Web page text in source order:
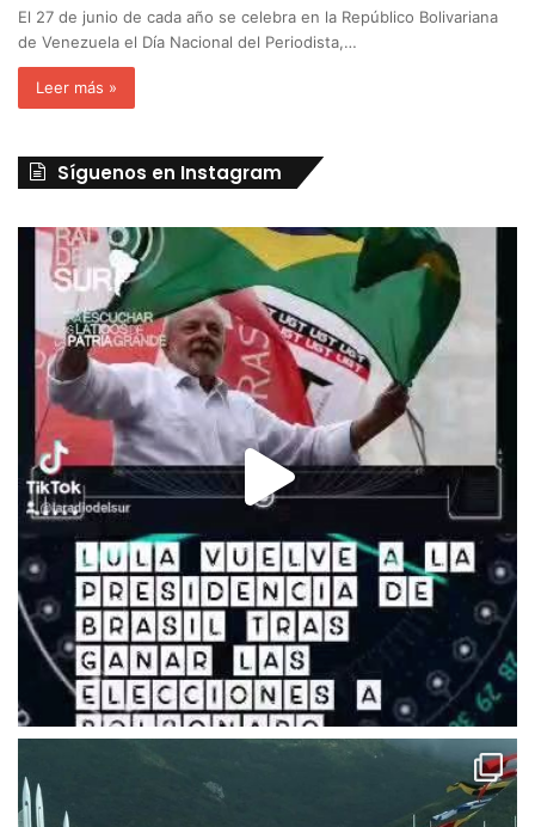
El 27 de junio de cada año se celebra en la Repúblico Bolivariana
de Venezuela el Día Nacional del Periodista,…
Leer más »
Síguenos en Instagram